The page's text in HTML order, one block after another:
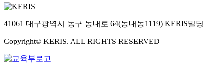
41061 대구광역시 동구 동내로 64(동내동1119) KERIS빌딩
Copyright© KERIS. ALL RIGHTS RESERVED